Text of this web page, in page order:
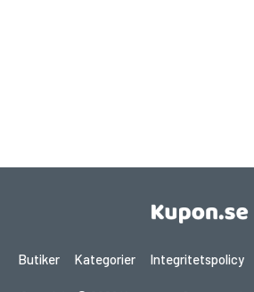
Butiker Kategorier Integritetspolicy